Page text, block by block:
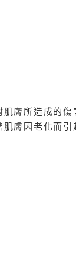
膚所造成的
膚因老化而引